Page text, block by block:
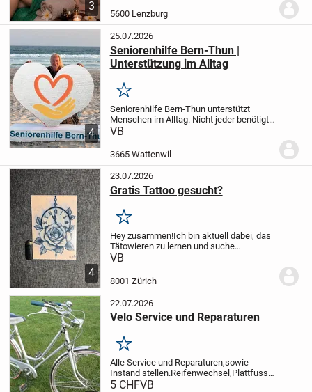
3
einer ruhigen, warmen und achtsamen
Atmosphäre an.
5600 Lenzburg
4
25.07.2026
Seniorenhilfe Bern-Thun |
Unterstützung im Alltag
Merken
Seniorenhilfe Bern-Thun unterstützt
Menschen im Alltag. Nicht jeder benötigt
Pflege.
schenkt.Seniorenhilfe Bern-Thun...
VB
3665 Wattenwil
4
23.07.2026
Gratis Tattoo gesucht?
Merken
Hey zusammen!Ich bin aktuell dabei, das
Tätowieren zu lernen und suche
Personen, die Lust auf ein kostenloses
arbeite sorgfältig, nehme mir für jedes
Motiv...
VB
8001 Zürich
22.07.2026
Velo Service und Reparaturen
Merken
Alle Service und Reparaturen,sowie
Instand stellen.Reifenwechsel,Plattfuss
an Velos und
5 CHFVB